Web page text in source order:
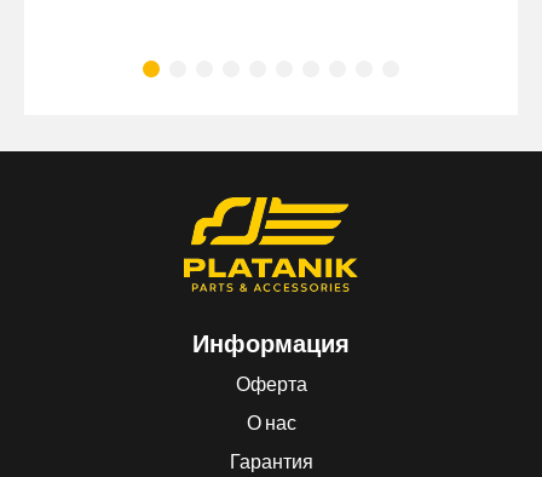
Информация
Оферта
О нас
Гарантия